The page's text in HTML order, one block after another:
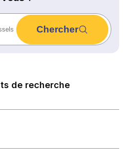
Chercher
de recherche